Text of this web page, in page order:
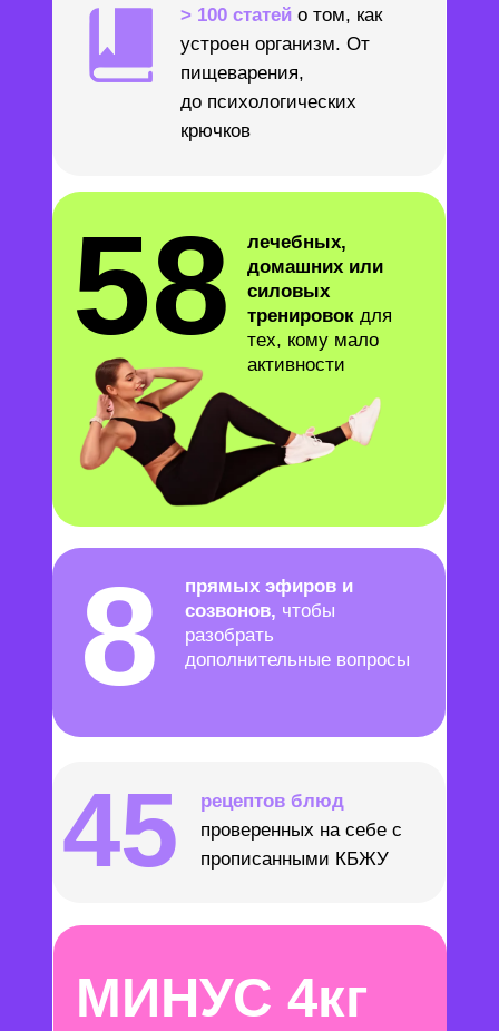
прямых эфиров и
созвонов, чтобы
разобрать
дополнительные вопросы
8
рецептов блюд
проверенных на себе с
прописанными КБЖУ
45
лечебных,
домашних или
силовых
тренировок для
тех, кому мало
активности
58
> 100 статей о том, как
устроен организм. От
пищеварения,
до психологических
крючков
МИНУС 4кг